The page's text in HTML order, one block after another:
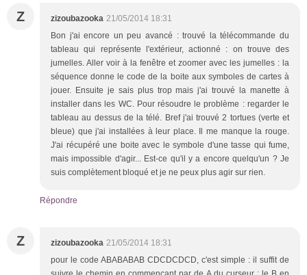
Z zizoubazooka 21/05/2014 18:31
Bon j'ai encore un peu avancé : trouvé la télécommande du
tableau qui représente l'extérieur, actionné : on trouve des
jumelles. Aller voir à la fenêtre et zoomer avec les jumelles : la
séquence donne le code de la boite aux symboles de cartes à
jouer. Ensuite je sais plus trop mais j'ai trouvé la manette à
installer dans les WC. Pour résoudre le problème : regarder le
tableau au dessus de la télé. Bref j'ai trouvé 2 tortues (verte et
bleue) que j'ai installées à leur place. Il me manque la rouge.
J'ai récupéré une boite avec le symbole d'une tasse qui fume,
mais impossible d'agir... Est-ce qu'il y a encore quelqu'un ? Je
suis complètement bloqué et je ne peux plus agir sur rien.
Répondre
Z zizoubazooka 21/05/2014 18:31
pour le code ABABABAB CDCDCDCD, c'est simple : il suffit de